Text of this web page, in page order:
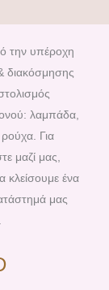
t
u
b
την υπέροχη
διακόσμησης
λαμπάδα,
Για
μαζί μας,
κλείσουμε ένα
μας